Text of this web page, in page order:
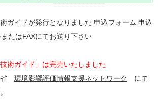
ガイドが発行となりました 申込フォーム 申込
たはFAXにてお送り下さい
術ガイド」は完売いたしました
省 環境影響評価情報支援ネットワーク
にて